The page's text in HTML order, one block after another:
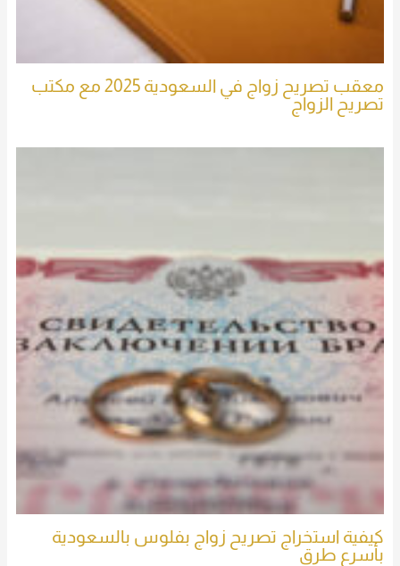
معقب تصريح زواج في السعودية 2025 مع مكتب
تصريح الزواج
كيفية استخراج تصريح زواج بفلوس بالسعودية
بأسرع طرق